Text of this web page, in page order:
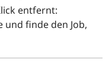
entfernt:
und finde den Job,